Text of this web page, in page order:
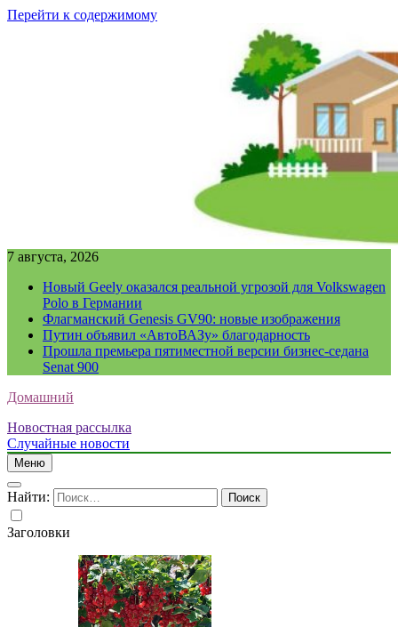
Перейти к содержимому
7 августа, 2026
Новый Geely оказался реальной угрозой для Volkswagen
Polo в Германии
Флагманский Genesis GV90: новые изображения
Путин объявил «АвтоВАЗу» благодарность
Прошла премьера пятиместной версии бизнес-седана
Senat 900
Домашний
Новостная рассылка
Случайные новости
Меню
Найти:
Заголовки